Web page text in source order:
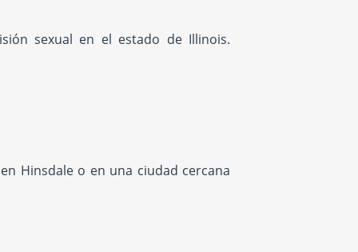
sexual en el estado de Illinois.
Hinsdale o en una ciudad cercana